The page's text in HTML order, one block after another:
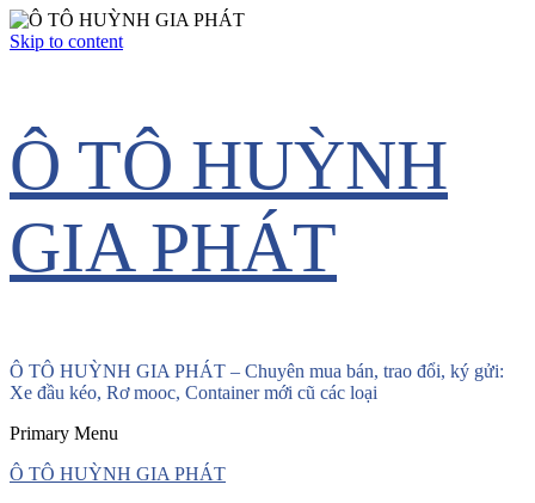
Skip to content
Ô TÔ HUỲNH
GIA PHÁT
Ô TÔ HUỲNH GIA PHÁT – Chuyên mua bán, trao đổi, ký gửi:
Xe đầu kéo, Rơ mooc, Container mới cũ các loại
Primary Menu
Ô TÔ HUỲNH GIA PHÁT